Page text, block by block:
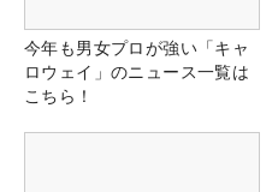
今年も男女プロが強い「キャ
ロウェイ」のニュース一覧は
こちら！